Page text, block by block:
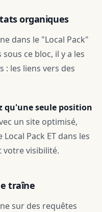
organiques
dans le "Local Pack"
ce bloc, il y a les
: les liens vers des
qu'une seule position
un site optimisé,
Pack ET dans les
visibilité.
traîne
sur des requêtes